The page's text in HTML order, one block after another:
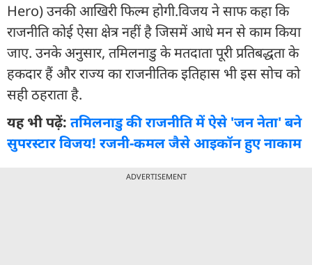
Hero) उनकी आखिरी फिल्म होगी.विजय ने साफ कहा कि
राजनीति कोई ऐसा क्षेत्र नहीं है जिसमें आधे मन से काम किया
जाए. उनके अनुसार, तमिलनाडु के मतदाता पूरी प्रतिबद्धता के
हकदार हैं और राज्य का राजनीतिक इतिहास भी इस सोच को
सही ठहराता है.
यह भी पढ़ें: तमिलनाडु की राजनीति में ऐसे 'जन नेता' बने
सुपरस्टार विजय! रजनी-कमल जैसे आइकॉन हुए नाकाम
ADVERTISEMENT